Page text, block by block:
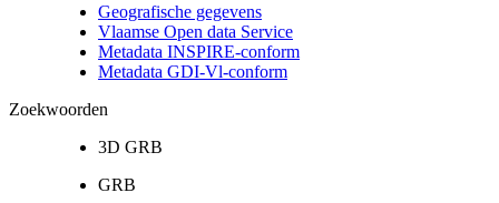
Geografische gegevens
Vlaamse Open data Service
Metadata INSPIRE-conform
Metadata GDI-Vl-conform
Zoekwoorden
3D GRB
GRB